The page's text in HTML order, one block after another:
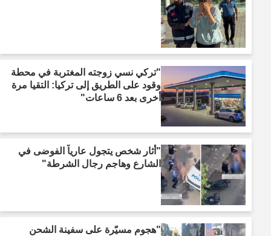
"تركي نسي زوجته المغتربة في محطة
وقود على الطريق إلى تركيا: التقيا مرة
أخرى بعد 6 ساعات"
"أثار شخص يتجول عارياً الفوضى في
الشارع وهاجم رجال الشرطة"
"هجوم مسيّرة على سفينة الشحن